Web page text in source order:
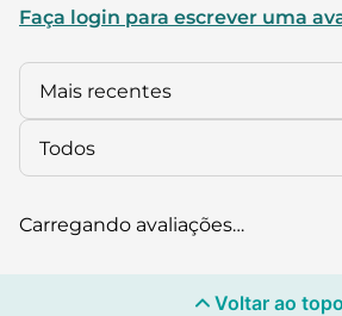
Faça login para escrever uma
Mais recentes
Todos
Carregando avaliações…
Voltar ao topo